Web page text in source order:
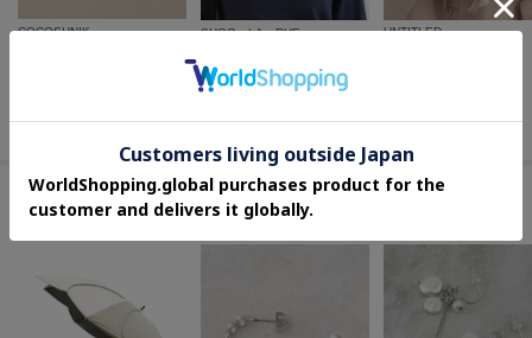
COCOSHNIK
SHOO・LA・RUE
¥2,489
UNTITLED
セールアイテムからのおすすめ